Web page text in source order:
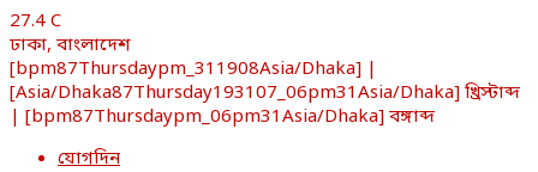
27.4 C
ঢাকা, বাংলাদেশ
[bpm87Thursdaypm_311908Asia/Dhaka] |
[Asia/Dhaka87Thursday193107_06pm31Asia/Dhaka] খ্রিস্টাব্দ
| [bpm87Thursdaypm_06pm31Asia/Dhaka] বঙ্গাব্দ
যোগদিন